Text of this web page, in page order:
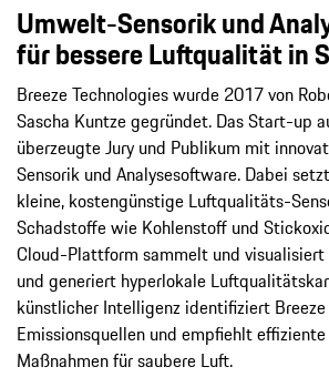
Umwelt-Sensorik und
für bessere Luftqualität in
Breeze Technologies wurde 2017 von
Sascha Kuntze gegründet. Das Start-up
überzeugte Jury und Publikum mit
Sensorik und Analysesoftware. Dabei
kleine, kostengünstige Luftqualitäts-
Schadstoffe wie Kohlenstoff und
Cloud-Plattform sammelt und
und generiert hyperlokale
künstlicher Intelligenz identifiziert
Emissionsquellen und empfiehlt
Maßnahmen für saubere Luft.